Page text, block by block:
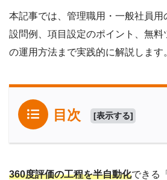
本記事では、管理職用・一般社員用
設問例、項目設定のポイント、無
の運用方法まで実践的に解説します
目次 [表示する]
360度評価の工程を半自動化できる